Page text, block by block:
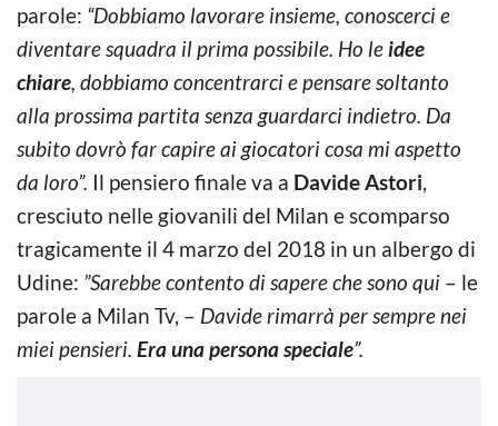
parole: “Dobbiamo lavorare insieme, conoscerci e
diventare squadra il prima possibile. Ho leidee
chiare, dobbiamo concentrarci e pensare soltanto
alla prossima partita senza guardarci indietro. Da
subito dovrò far capire ai giocatori cosa mi aspetto
da loro”. Il pensiero finale va a Davide Astori,
cresciuto nelle giovanili del Milan e scomparso
tragicamente il 4 marzo del 2018 in un albergo di
Udine: ”Sarebbe contento di sapere che sono qui – le
parole a Milan Tv, – Davide rimarrà per sempre nei
miei pensieri. Era una persona speciale”.